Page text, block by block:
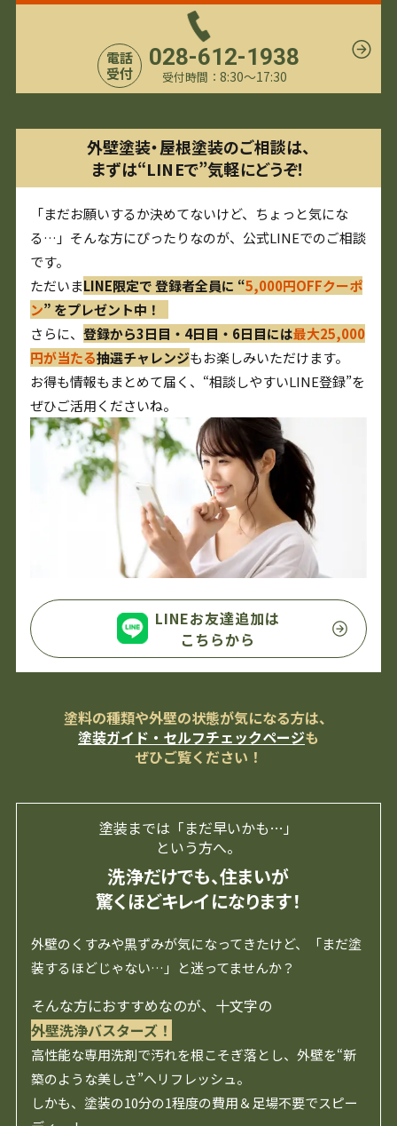
電話
受付
028-612-1938
受付時間： 8:30〜17:30
外壁塗装・屋根塗装のご相談は、
まずは“LINEで”気軽にどうぞ！
「まだお願いするか決めてないけど、ちょっと気にな
る…」そんな方にぴったりなのが、公式LINEでのご相談
です。
ただいまLINE限定で 登録者全員に “5,000円OFFクーポ
ン” をプレゼント中！
さらに、登録から3日目・4日目・6日目には最大25,000
円が当たる抽選チャレンジもお楽しみいただけます。
お得も情報もまとめて届く、“相談しやすいLINE登録”を
ぜひご活用くださいね。
LINEお友達追加は
こちらから
塗料の種類や外壁の状態が気になる方は、
塗装ガイド・セルフチェックページも
ぜひご覧ください！
塗装までは「まだ早いかも…」
という方へ。
洗浄だけでも、住まいが
驚くほどキレイになります！
外壁のくすみや黒ずみが気になってきたけど、「まだ塗
装するほどじゃない…」と迷ってませんか？
そんな方におすすめなのが、十文字の
外壁洗浄バスターズ！
高性能な専用洗剤で汚れを根こそぎ落とし、外壁を“新
築のような美しさ”へリフレッシュ。
しかも、塗装の10分の1程度の費用＆足場不要でスピー